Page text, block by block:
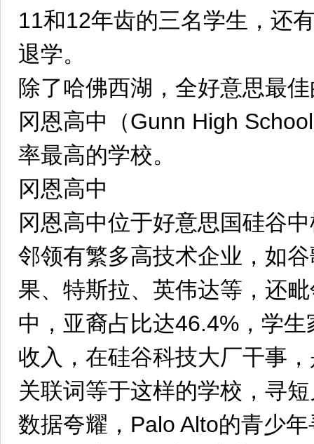
11和12年齿的三名学生，还
退学。
除了哈佛西湖，全好意思最
冈恩高中（Gunn High
率最高的学校。
冈恩高中
冈恩高中位于好意思国硅谷
邻领有繁多高技术企业，如
果、特斯拉、英伟达等，还
中，亚裔占比达46.4%，学
收入，在硅谷科技大厂干事
关联词等于这样的学校，寻
数据夸耀，Palo Alto的青少